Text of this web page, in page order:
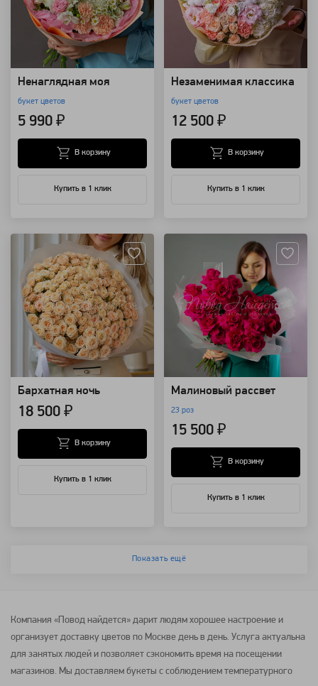
Ненаглядная моя
букет цветов
5 990 ₽
Купить в 1 клик
В корзину
Незаменимая классика
букет цветов
12 500 ₽
Купить в 1 клик
В корзину
Бархатная ночь
18 500 ₽
Купить в 1 клик
В корзину
Малиновый рассвет
23 роз
15 500 ₽
Купить в 1 клик
В корзину
Показать ещё
Компания «Повод найдется» дарит людям хорошее настроение и
организует доставку цветов по Москве день в день. Услуга актуальна
для занятых людей и позволяет сэкономить время на посещении
магазинов. Мы доставляем букеты с соблюдением температурного